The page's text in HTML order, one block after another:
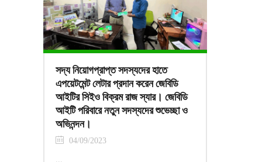
সদ্য নিয়োগপ্রাপ্ত সদস্যদের হাতে
এপয়েটমেন্ট লেটার প্রদান করেন জেবিডি
আইটির সিইও বিক্রম রাজ স্যার। জেবিডি
আইটি পরিবারে নতুন সদস্যদের শুভেচ্ছা ও
অভিনন্দন।
04/09/2023